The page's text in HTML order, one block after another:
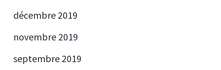
décembre 2019
novembre 2019
septembre 2019